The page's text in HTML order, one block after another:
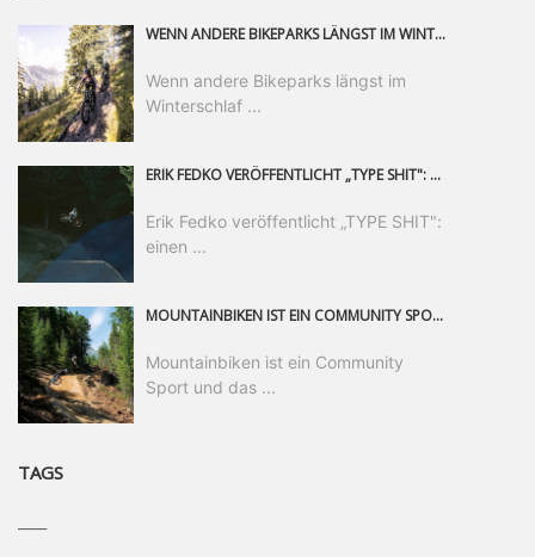
WENN ANDERE BIKEPARKS LÄNGST IM WINTERSCHLAF SIND, IST MAN IN SAALFELDEN LEOGANG IMMER NOCH AM MOUNTAINBIKEN. IST DER HERBST DIE SCHÖNSTE ZEIT DES JAHRES? AUF DEN TRAILS RUND UM SAALFELDEN LEOGANG UND IM EPIC BIKEPARK LEOGANG IST ER DAS AUF JEDEN FALL – UND DIE GEFÜHLT DIE LÄNGSTE NOCH DAZU. NOCH BIS MINDESTENS 8. NOVEMBER STEHT DAS PINZGAUER MOUNTAINBIKE-PARADIES ALLEN RIDERN OFFEN, DIE EINFACH NICHT GENUG KRIEGEN KÖNNEN. DABEI HÄLT DIE GOLDENE JAHRESZEIT IN SAALFELDEN LEOGANG WEIT MEHR ALS LINES, TRAILS UND HERBSTPANORAMEN BEREIT: MIT DEM BIKE FESTIVAL, VERSCHIEDENEN LADIES SHRED EVENTS UND EINEM DIE GESAMTE SAISON ANDAUERNDEN PHOTO CONTEST ZUM 25-JÄHRIGEN BIKEPARK-JUBILÄUM GIBT ES RUND UM ÖSTERREICHS ÄLTESTEN BIKEPARK EINIGES ZU ERLEBEN.
Wenn andere Bikeparks längst im
Winterschlaf ...
ERIK FEDKO VERÖFFENTLICHT „TYPE SHIT": EINEN 23-MINÜTIGEN MOUNTAINBIKE-FILM, ÜBER DREI JAHRE RUND UM DIE WELT GEDREHT. ZEITGLEICH LAUNCHT ER DIE GLEICHNAMIGE KOLLEKTION SEINER BRAND TYPE. EIN SEGMENT DES FILMS ERSCHEINT SEPARAT AUF RED BULL BIKE.
Erik Fedko veröffentlicht „TYPE SHIT":
einen ...
MOUNTAINBIKEN IST EIN COMMUNITY SPORT UND DAS BEWEIST SICH IN DER BIKE REPUBLIC SÖLDEN GERADE EINDRUCKSVOLL AUF ALLEN LEVELN. FREERIDE PROFI, SHAPERIN UND FRISCH GEWÄHLTE SWATCH NINES MVP VERO SANDLER IST BEGEISTERT VON DER VIELFALT DER BIKE DESTINATION, DER NEUEN JUMPLINE UND PLÄDIERT FÜR MUT BEI (FRAUEN) COMMUNITIES. VERO UND IHR VERLOBTER SAM HODGES VERBRINGEN MEHRERE MONATE IN DER BIKE REPUBLIC UND LASSEN UNS DARAN TEILHABEN. UM COMMUNITY GEHT ES AUCH BEI DER PARTNERSCHAFT ZWISCHEN SÖLDEN UND DEM NEUEN RIDERS PARK DONOVALY IN DER SLOWAKEI: DER DORTIGE TOURISMUSDIREKTOR JIRI PEC IST ÜBERZEUGT: VON MEHR BIKEPARKS PROFITIERT DIE GANZE MTB-SZENE – UND MIT DOMINIK LINSER, GESCHÄFTSFÜHRER DER BRS, HAT ER DAMIT DEN PERFEKTEN PARTNER GEFUNDEN.
Mountainbiken ist ein Community
Sport und das ...
TAGS